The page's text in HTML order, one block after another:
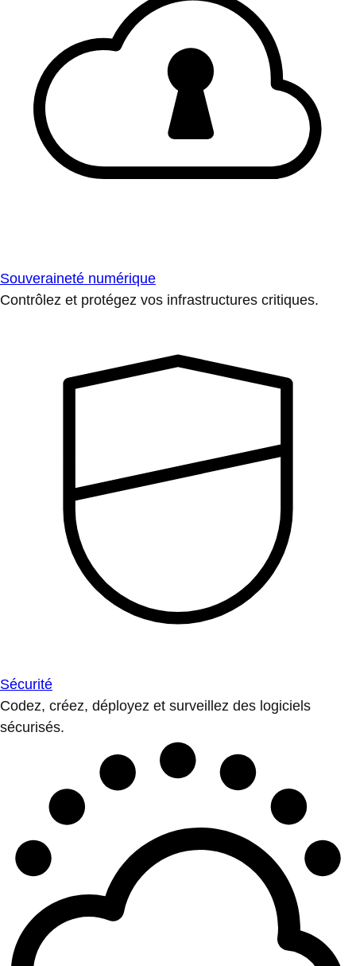
Souveraineté numérique
Contrôlez et protégez vos infrastructures critiques.
Sécurité
Codez, créez, déployez et surveillez des logiciels
sécurisés.